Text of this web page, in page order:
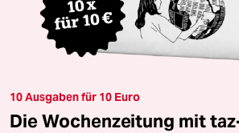
10 Ausgaben für 10 Euro
Die Wochenzeitung mit